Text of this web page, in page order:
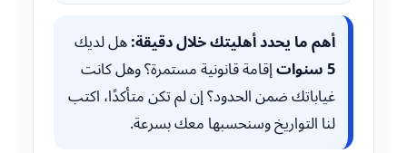
أهم ما يحدد أهليتك خلال دقيقة: هل لديك
5 سنوات
إقامة قانونية مستمرة؟ وهل كانت
غياباتك ضمن الحدود؟ إن لم تكن متأكدًا، اكتب
لنا التواريخ وسنحسبها معك بسرعة.